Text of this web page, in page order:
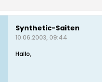
Synthetic-Saiten
10.06.2003, 09:44
Hallo,